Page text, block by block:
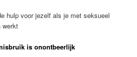
hulp voor jezelf als je met seksueel
werkt
is onontbeerlijk